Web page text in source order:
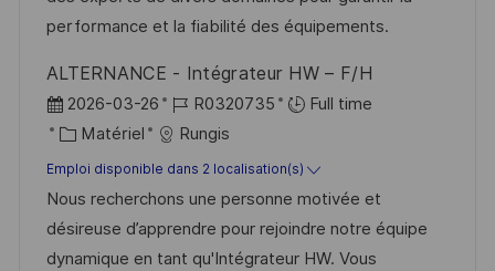
i
n
i
h
a
e
e
u
p
o
s
t
e
e
performance et la fiabilité des équipements.
ALTERNANCE - Intégrateur HW – F/H
D
a
t
e
d
’
2026-03-26
R
é
f
é
r
e
R0320735
Full time
C
a
t
é
g
Matériel Rungis
Emploi disponible dans 2 localisation(s)
Nous recherchons une personne motivée et
désireuse d’apprendre pour rejoindre notre équipe
dynamique en tant qu'Intégrateur HW. Vous